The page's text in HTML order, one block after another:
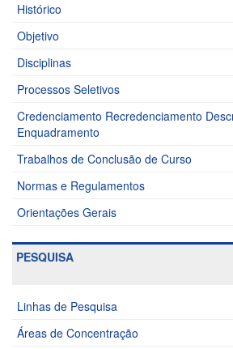
Histórico
Objetivo
Disciplinas
Processos Seletivos
Credenciamento Recredenciamento
Enquadramento
Trabalhos de Conclusão de Curso
Normas e Regulamentos
Orientações Gerais
PESQUISA
Linhas de Pesquisa
Áreas de Concentração